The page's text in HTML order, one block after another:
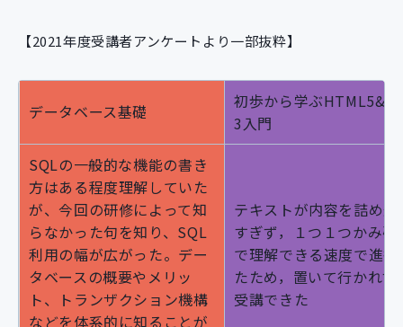
【2021年度受講者アンケートより一部抜粋】
データベース基礎
初歩から学ぶ
3入門
SQLの一般的な機能の書き
方はある程度理解していた
が、今回の研修によって知
らなかった句を知り、SQL
利用の幅が広がった。デー
タベースの概要やメリッ
ト、トランザクション機構
などを体系的に知ることが
テキストが内容を詰め込
すぎず，１つ１つかみ砕
で理解できる速度で進行
たため，置いて行かれず
受講できた